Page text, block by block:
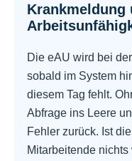
Krankmeldung
Die eAU wird bei
sobald im System
diesem Tag fehlt.
Abfrage ins Leere
Fehler zurück. Ist
Mitarbeitende